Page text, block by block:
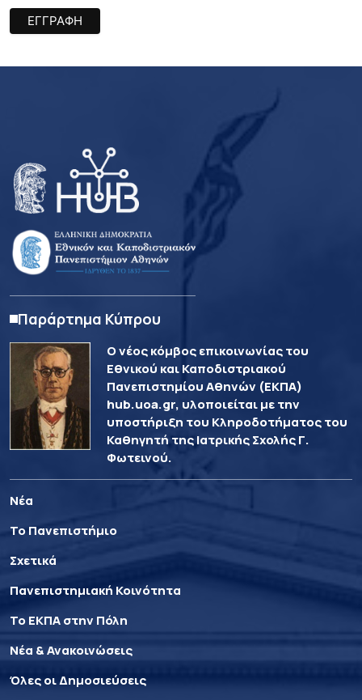
Παράρτημα Κύπρου
Ο νέος κόμβος επικοινωνίας του
Εθνικού και Καποδιστριακού
Πανεπιστημίου Αθηνών (ΕΚΠΑ)
hub.uoa.gr, υλοποιείται με την
υποστήριξη του Κληροδοτήματος του
Καθηγητή της Ιατρικής Σχολής Γ.
Φωτεινού.
Νέα
Το Πανεπιστήμιο
Σχετικά
Πανεπιστημιακή Κοινότητα
Το ΕΚΠΑ στην Πόλη
Νέα & Ανακοινώσεις
Όλες οι Δημοσιεύσεις